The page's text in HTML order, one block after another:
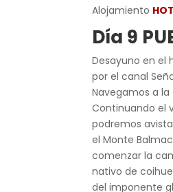
Alojamiento
Día 9
Desayuno en el
por el canal
Navegamos a
Continuando el
podremos
el Monte
comenzar la
nativo de
del imponente